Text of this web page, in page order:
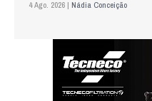
4 Ago. 2026 | Nádia Conceição